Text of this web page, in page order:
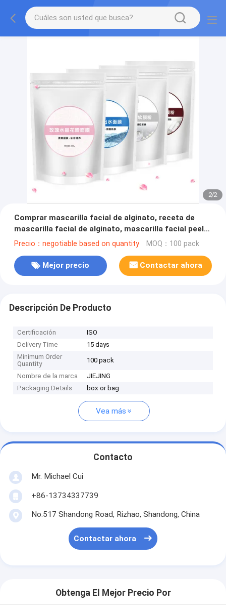
2/2
Comprar mascarilla facial de alginato, receta de
mascarilla facial de alginato, mascarilla facial peel
off de alginato para todo tipo de piel 500g
Precio：negotiable based on quantity MOQ：100 pack
Mejor precio Contactar ahora
Descripción De Producto
Certificación
ISO
Delivery Time
15 days
Minimum Order
Quantity
100 pack
Nombre de la marca
JIEJING
Packaging Details
box or bag
Vea más
Contacto
Mr. Michael Cui
+86-13734337739
No.517 Shandong Road, Rizhao, Shandong, China
Contactar ahora
Obtenga El Mejor Precio Por